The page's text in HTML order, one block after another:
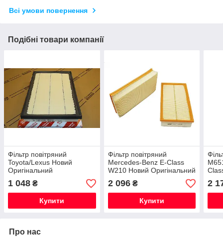
Всі умови повернення
Подібні товари компанії
Фільтр повітряний
Toyota/Lexus Новий
Оригінальний
1 048 ₴
Купити
Фільтр повітряний
Mercedes-Benz E-Class
W210 Новий Оригінальний
2 096₴
Купити
2
Про нас